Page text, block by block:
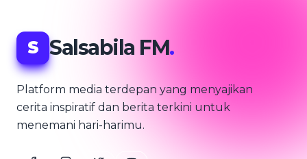
S Salsabila FM.
Platform media terdepan yang menyajikan
cerita inspiratif dan berita terkini untuk
menemani hari-harimu.